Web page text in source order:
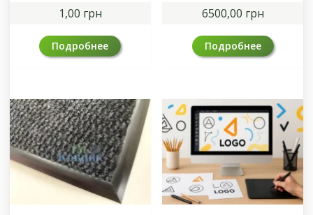
1,00 грн
Подробнее
6500,00 грн
Подробнее